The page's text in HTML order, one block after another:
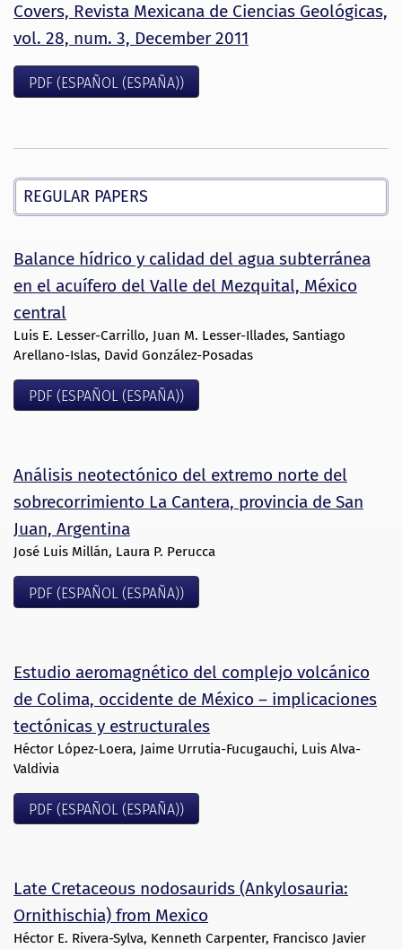
Covers, Revista Mexicana de Ciencias Geológicas,
vol. 28, num. 3, December 2011
PDF (ESPAÑOL (ESPAÑA))
REGULAR PAPERS
Balance hídrico y calidad del agua subterránea
en el acuífero del Valle del Mezquital, México
central
Luis E. Lesser-Carrillo, Juan M. Lesser-Illades, Santiago
Arellano-Islas, David González-Posadas
PDF (ESPAÑOL (ESPAÑA))
Análisis neotectónico del extremo norte del
sobrecorrimiento La Cantera, provincia de San
Juan, Argentina
José Luis Millán, Laura P. Perucca
PDF (ESPAÑOL (ESPAÑA))
Estudio aeromagnético del complejo volcánico
de Colima, occidente de México – implicaciones
tectónicas y estructurales
Héctor López-Loera, Jaime Urrutia-Fucugauchi, Luis Alva-
Valdivia
PDF (ESPAÑOL (ESPAÑA))
Late Cretaceous nodosaurids (Ankylosauria:
Ornithischia) from Mexico
Héctor E. Rivera-Sylva, Kenneth Carpenter, Francisco Javier